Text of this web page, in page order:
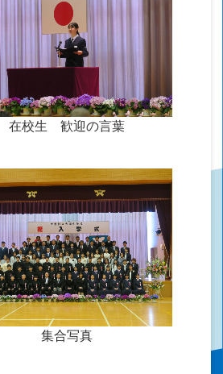
在校生 歓迎の言葉
集合写真